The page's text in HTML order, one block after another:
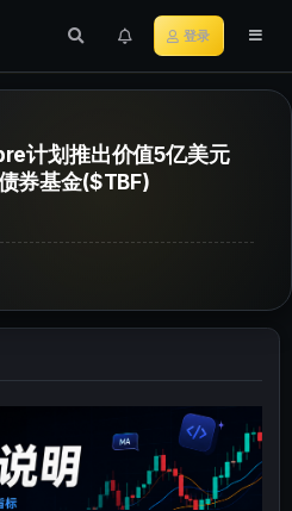
登录
计划推出价值5亿美元
券基金($TBF)